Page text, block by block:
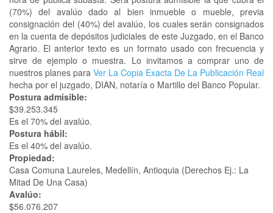
(70%) del avalúo dado al bien inmueble o mueble, previa
consignación del (40%) del avalúo, los cuales serán consignados
en la cuenta de depósitos judiciales de este Juzgado, en el Banco
Agrario. El anterior texto es un formato usado con frecuencia y
sirve de ejemplo o muestra. Lo invitamos a comprar uno de
nuestros planes para Ver La Copia Exacta De La Publicación Real
hecha por el juzgado, DIAN, notaría o Martillo del Banco Popular.
Postura admisible:
$39.253.345
Es el 70% del avalúo.
Postura hábil:
Es el 40% del avalúo.
Propiedad:
Casa Comuna Laureles, Medellín, Antioquia (Derechos Ej.: La
Mitad De Una Casa)
Avalúo:
$56.076.207